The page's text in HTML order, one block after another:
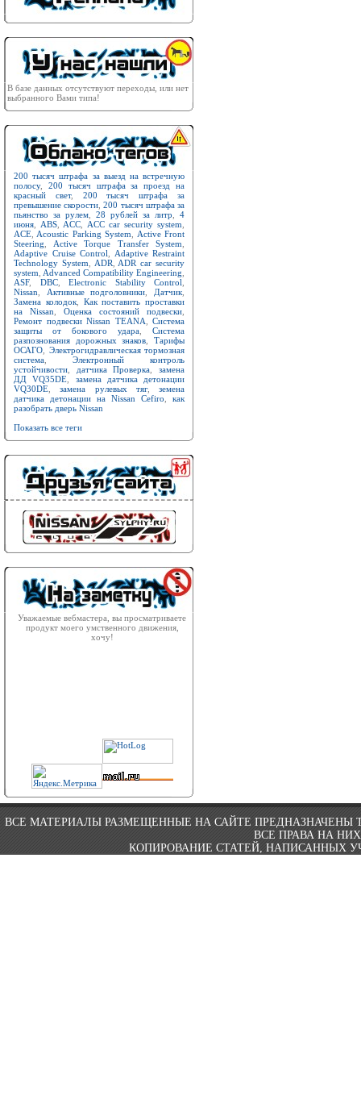
В базе данных отсутствуют переходы, или нет
выбранного Вами типа!
200 тысяч штрафа за выезд на встречную
полосу, 200 тысяч штрафа за проезд на
красный свет, 200 тысяч штрафа за
превышение скорости ,200 тысяч штрафа за
пьянство за рулем
28 рублей за литр
4
июня
ABS ACC ACC car security system
ACE Acoustic Parking System
Active Front
Steering
Active Torque Transfer System
Adaptive Cruise Control
Adaptive Restraint
Technology System
ADR
ADR car security
system Advanced Compatibility Engineering
ASF, DBC, Electronic Stability Control
Nissan
Активные подголовники Датчик
Замена колодок, Как поставить проставки
на Nissan
Оценка состояний подвески
Ремонт подвески Nissan TEANA
Система
защиты от бокового удара
Система
разпознования дорожных знаков ,Тарифы
ОСАГО
Электрогидравлическая тормозная
система
Электронный контроль
устойчивости
датчика Проверка ,замена
ДД VQ35DE
замена датчика детонации
VQ30DE ,замена рулевых тяг, земена
датчика детонации на Nissan Cefiro
как
разобрать дверь Nissan
Показать все теги
Уважаемые вебмастера, вы просматриваете
продукт моего умственного движения,
хочу!
ВСЕ МАТЕРИАЛЫ РАЗМЕЩЕННЫЕ НА САЙТЕ ПРЕДНАЗНАЧЕНЫ
ВСЕ ПРАВА НА
КОПИРОВАНИЕ СТАТЕЙ, НАПИСАННЫХ